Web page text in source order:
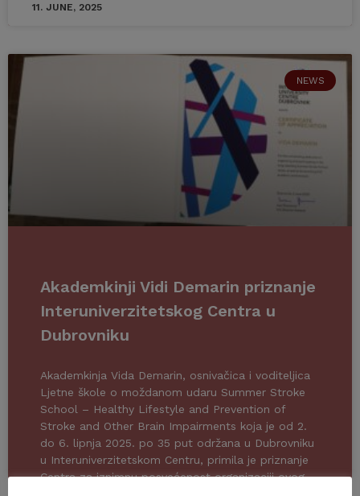
11. JUNE, 2025
NEWS
Akademkinji Vidi Demarin priznanje
Interuniverzitetskog Centra u
Dubrovniku
Akademkinja Vida Demarin, osnivačica i voditeljica
Ljetne škole o moždanom udaru Summer Stroke
School – Healthy Lifestyle and Prevention of
Stroke and Other Brain Impairments koja je od 2.
do 6. lipnja 2025. po 35 put održana u Dubrovniku
u Interuniverzitetskom Centru, primila je priznanje
Centra za iznimnu posvećenost organizaciji ovog